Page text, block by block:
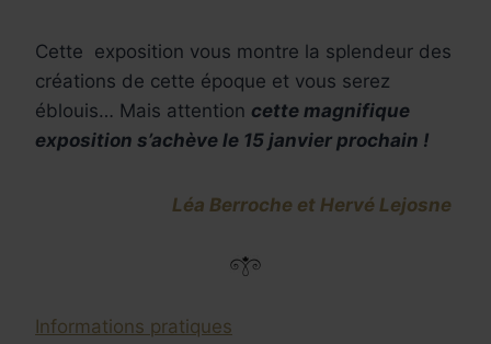
Cette exposition vous montre la splendeur des
créations de cette époque et vous serez
éblouis… Mais attention cette magnifique
exposition s’achève le 15 janvier prochain !
Léa Berroche et Hervé Lejosne
Informations pratiques